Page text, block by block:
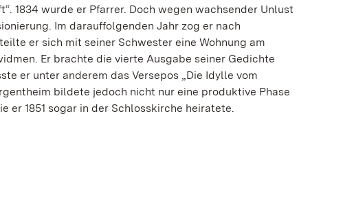
1834 wurde er Pfarrer. Doch wegen wachsender Unlust
Im darauffolgenden Jahr zog er nach
er sich mit seiner Schwester eine Wohnung am
Er brachte die vierte Ausgabe seiner Gedichte
er unter anderem das Versepos „Die Idylle vom
bildete jedoch nicht nur eine produktive Phase
er 1851 sogar in der Schlosskirche heiratete.